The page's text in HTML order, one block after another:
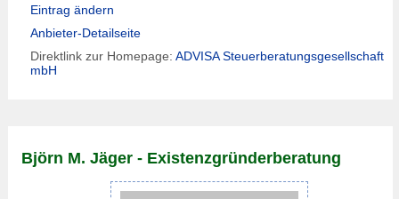
Eintrag ändern
Anbieter-Detailseite
Direktlink zur Homepage: ADVISA Steuerberatungsgesellschaft
mbH
Björn M. Jäger - Existenzgründerberatung